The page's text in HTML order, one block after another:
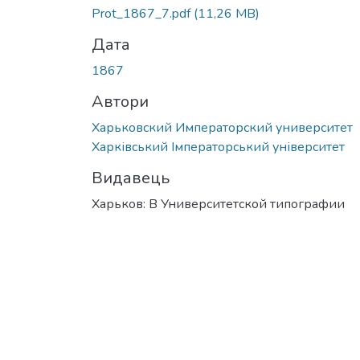
Prot_1867_7.pdf(11,26 MB)
Дата
1867
Автори
Харьковский Императорский университет
Харківський Імператорський університет
Видавець
Харьков: В Университетской типографии